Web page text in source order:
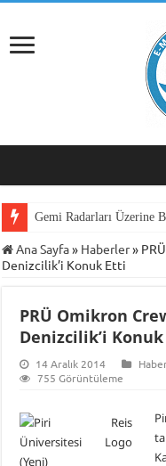
Gemi Radarları Üzerine
Ana Sayfa» Haberler»
Denizcilik’i Konuk Etti
PRÜ Omikron
Denizcilik’i
14 Aralık 2014
755 Görüntüleme